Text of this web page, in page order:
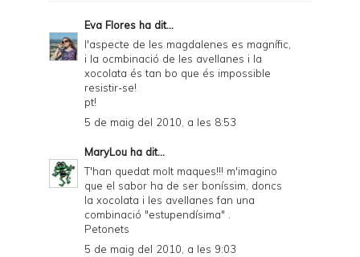
Eva Flores ha dit...
l'aspecte de les magdalenes es magnífic,
i la ocmbinació de les avellanes i la
xocolata és tan bo que és impossible
resistir-se!
pt!
5 de maig del 2010, a les 8:53
MaryLou ha dit...
T'han quedat molt maques!!! m'imagino
que el sabor ha de ser boníssim, doncs
la xocolata i les avellanes fan una
combinació "estupendísima" .
Petonets
5 de maig del 2010, a les 9:03